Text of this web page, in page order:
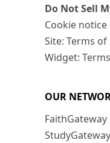
Do Not Sell
Cookie notice
Site: Terms of
Widget:
OUR
FaithGateway
StudyGateway